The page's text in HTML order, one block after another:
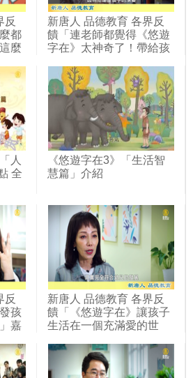
反
都
麼
新唐人 品德教育 各界反
饋「連老師都覺得《悠遊
字在》太神奇了！帶給孩
國小
人
全
《悠遊字在3》「生活智
慧篇」介紹
反
孩
嘉
新唐人 品德教育 各界反
饋「《悠遊字在》讓孩子
生活在一個充滿愛的世